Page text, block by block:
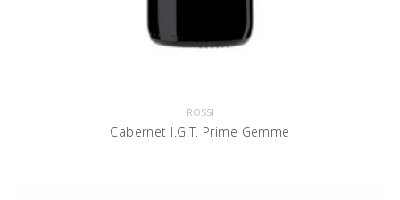
ROSSI
Cabernet I.G.T. Prime Gemme